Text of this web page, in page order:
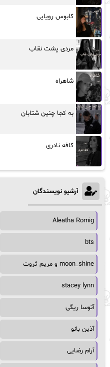
کابوس رویایی
مردی پشت نقاب
شاهراه
به کجا چنین شتابان
کافه نادری
آرشیو نویسندگان
Aleatha Romig
bts
moon_shine و مریم ثروت
stacey lynn
آتوسا ریگی
آذین بانو
آرام رضایی